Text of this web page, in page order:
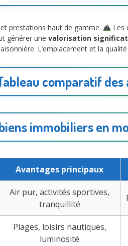
prestations haut de gamme. Les
générer une valorisation
L’emplacement et la
comparatif des
immobiliers en
Avantages principaux
Air pur, activités sportives,
tranquillité
Plages, loisirs nautiques,
luminosité